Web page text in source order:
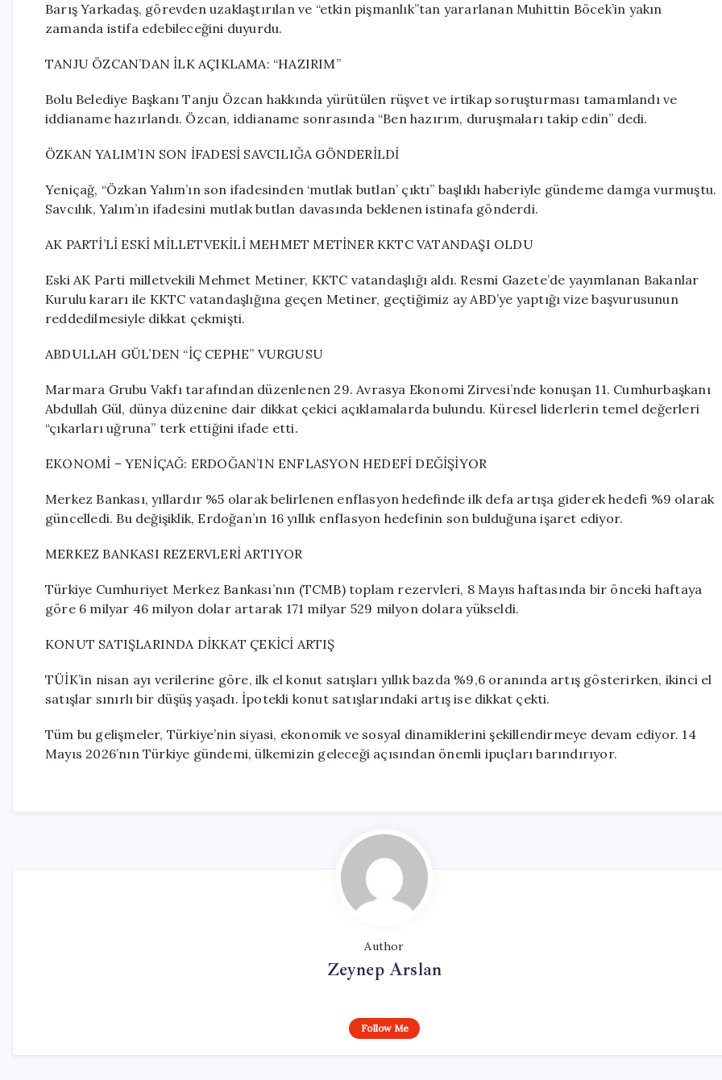
Barış Yarkadaş, görevden uzaklaştırılan ve “etkin pişmanlık”tan yararlanan Muhittin Böcek’in yakın
zamanda istifa edebileceğini duyurdu.
TANJU ÖZCAN’DAN İLK AÇIKLAMA: “HAZIRIM”
Bolu Belediye Başkanı Tanju Özcan hakkında yürütülen rüşvet ve irtikap soruşturması tamamlandı ve
iddianame hazırlandı. Özcan, iddianame sonrasında “Ben hazırım, duruşmaları takip edin” dedi.
ÖZKAN YALIM’IN SON İFADESİ SAVCILIĞA GÖNDERİLDİ
Yeniçağ, “Özkan Yalım’ın son ifadesinden ‘mutlak butlan’ çıktı” başlıklı haberiyle gündeme damga vurmuştu.
Savcılık, Yalım’ın ifadesini mutlak butlan davasında beklenen istinafa gönderdi.
AK PARTİ’Lİ ESKİ MİLLETVEKİLİ MEHMET METİNER KKTC VATANDAŞI OLDU
Eski AK Parti milletvekili Mehmet Metiner, KKTC vatandaşlığı aldı. Resmi Gazete’de yayımlanan Bakanlar
Kurulu kararı ile KKTC vatandaşlığına geçen Metiner, geçtiğimiz ay ABD’ye yaptığı vize başvurusunun
reddedilmesiyle dikkat çekmişti.
ABDULLAH GÜL’DEN “İÇ CEPHE” VURGUSU
Marmara Grubu Vakfı tarafından düzenlenen 29. Avrasya Ekonomi Zirvesi’nde konuşan 11. Cumhurbaşkanı
Abdullah Gül, dünya düzenine dair dikkat çekici açıklamalarda bulundu. Küresel liderlerin temel değerleri
“çıkarları uğruna” terk ettiğini ifade etti.
EKONOMİ – YENİÇAĞ: ERDOĞAN’IN ENFLASYON HEDEFİ DEĞİŞİYOR
Merkez Bankası, yıllardır %5 olarak belirlenen enflasyon hedefinde ilk defa artışa giderek hedefi %9 olarak
güncelledi. Bu değişiklik, Erdoğan’ın 16 yıllık enflasyon hedefinin son bulduğuna işaret ediyor.
MERKEZ BANKASI REZERVLERİ ARTIYOR
Türkiye Cumhuriyet Merkez Bankası’nın (TCMB) toplam rezervleri, 8 Mayıs haftasında bir önceki haftaya
göre 6 milyar 46 milyon dolar artarak 171 milyar 529 milyon dolara yükseldi.
KONUT SATIŞLARINDA DİKKAT ÇEKİCİ ARTIŞ
TÜİK’in nisan ayı verilerine göre, ilk el konut satışları yıllık bazda %9,6 oranında artış gösterirken, ikinci el
satışlar sınırlı bir düşüş yaşadı. İpotekli konut satışlarındaki artış ise dikkat çekti.
Tüm bu gelişmeler, Türkiye’nin siyasi, ekonomik ve sosyal dinamiklerini şekillendirmeye devam ediyor. 14
Mayıs 2026’nın Türkiye gündemi, ülkemizin geleceği açısından önemli ipuçları barındırıyor.
Author
Zeynep Arslan
Follow Me